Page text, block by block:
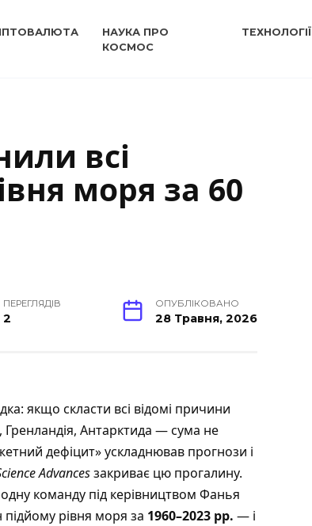
НАУКА ПРО
КОСМОС
ТЕХНОЛОГІЇ
всі
моря за 60
ПЕРЕГЛЯДІВ
2
ОПУБЛІКОВАНО
28 Травня, 2026
якщо скласти всі відомі причини
Антарктида — сума не
дефіцит» ускладнював прогнози і
Advancesзакриває цю прогалину.
команду під керівництвом Фанья
підйому рівня моря за 1960–2023 рр. — і